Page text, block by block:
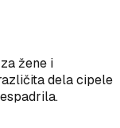
žene i
dela cipele